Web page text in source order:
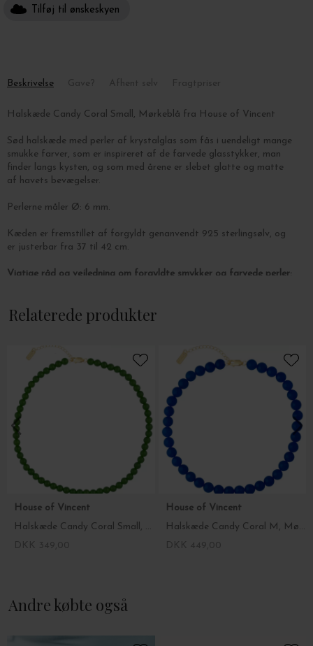
Tilføj til ønskeskyen
Beskrivelse
Halskæde Candy Coral Small, Mørkeblå fra House of Vincent
Sød halskæde med perler af krystalglas som fås i uendeligt mange
smukke farver, som er inspireret af de farvede glasstykker, man
finder langs kysten, og som med årene er slebet glatte og matte
af havets bevægelser.
Perlerne måler Ø: 6 mm.
Kæden er fremstillet af forgyldt genanvendt 925 sterlingsølv, og
er justerbar fra 37 til 42 cm.
Vigtige råd og vejledning om forgyldte smykker og farvede perler:
hvor højt et microntal forgyldningen har. Hvor længe
forgyldningen holder, er individuelt, men tag altid forgyldte
solbader eller træner. Forgyldningens holdbarhed afhænger
desuden af en mere udefinerbar størrelse, nemlig hvor højt et
syreindhold du som individuel person har i kroppen.
Undgå at smykket kommer i kontakt med PARFUMER, cremer,
hårlak eller andre hudpleje- og skønhedsprodukter. Tag derfor
først smykket på som sidste led i din rutine, efter at dine
plejeprodukter er trængt ind i huden, så det har så lidt kontakt
med kemiske stoffer som muligt.
Når du ikke har smykket på, anbefales det,at du opbevarer det i
i en lukket beholder eller et
smykkeskrin undgår du, at smykket
udsættes for ilt og direkte sollys. Opbevar ikke dit smykke i
Relaterede produkter
House of Vincent
Halskæde Candy Coral Small, Mørkegrøn
House of Vincent
Halskæde Candy Coral M, Mørkeblå
Andre købte også